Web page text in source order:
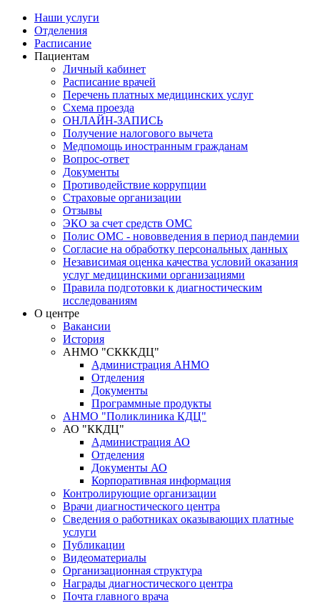
Наши услуги
Отделения
Расписание
Пациентам
Личный кабинет
Расписание врачей
Перечень платных медицинских услуг
Схема проезда
ОНЛАЙН-ЗАПИСЬ
Получение налогового вычета
Медпомощь иностранным гражданам
Вопрос-ответ
Документы
Противодействие коррупции
Страховые организации
Отзывы
ЭКО за счет средств ОМС
Полис ОМС - нововведения в период пандемии
Согласие на обработку персональных данных
Независимая оценка качества условий оказания
услуг медицинскими организациями
Правила подготовки к диагностическим
исследованиям
О центре
Вакансии
История
АНМО "СКККДЦ"
Администрация АНМО
Отделения
Документы
Программные продукты
АНМО "Поликлиника КДЦ"
АО "ККДЦ"
Администрация АО
Отделения
Документы АО
Корпоративная информация
Контролирующие организации
Врачи диагностического центра
Сведения о работниках оказывающих платные
услуги
Публикации
Видеоматериалы
Организационная структура
Награды диагностического центра
Почта главного врача